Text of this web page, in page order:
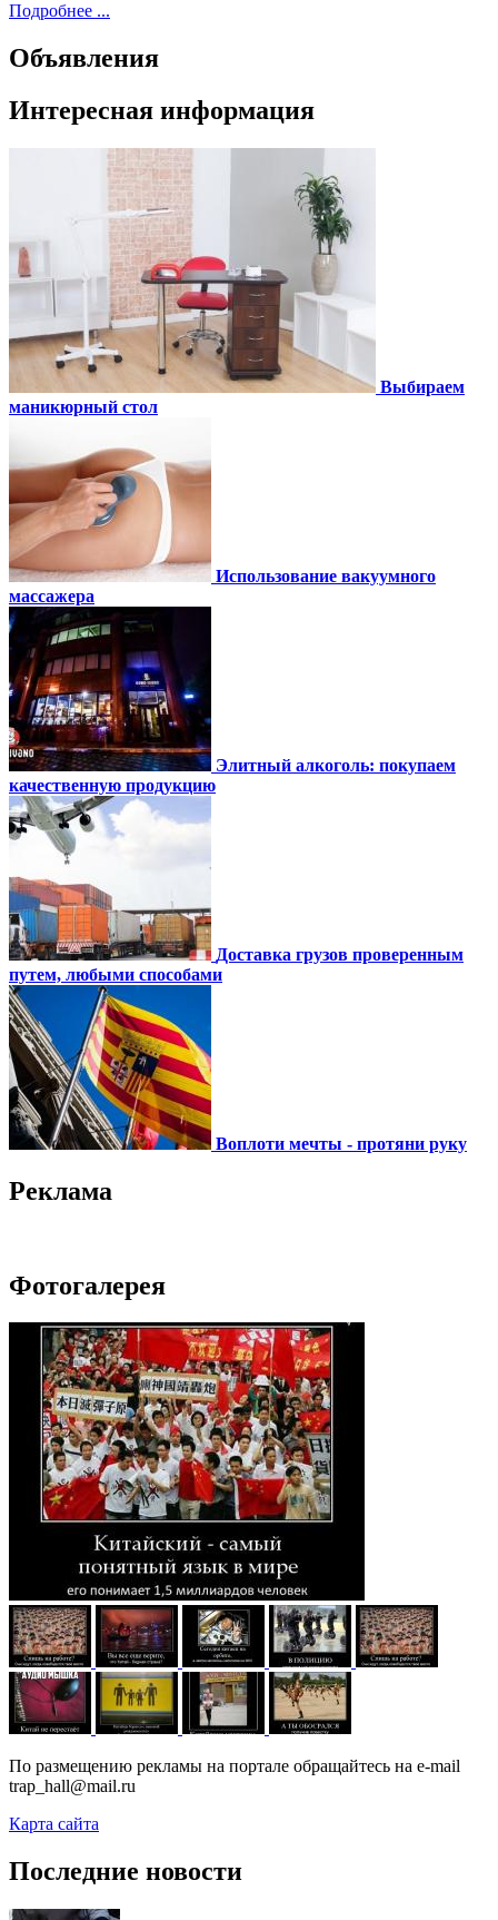
Подробнее ...
Объявления
Интересная информация
Выбираем
маникюрный стол
Использование вакуумного
массажера
Элитный алкоголь: покупаем
качественную продукцию
Доставка грузов проверенным
путем, любыми способами
Воплоти мечты - протяни руку
Реклама
Фотогалерея
По размещению рекламы на портале обращайтесь на e-mail
trap_hall@mail.ru
Карта сайта
Последние новости